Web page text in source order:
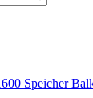
Speicher